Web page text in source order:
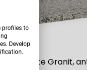
profiles to
Develop
Servierplatte Granit,